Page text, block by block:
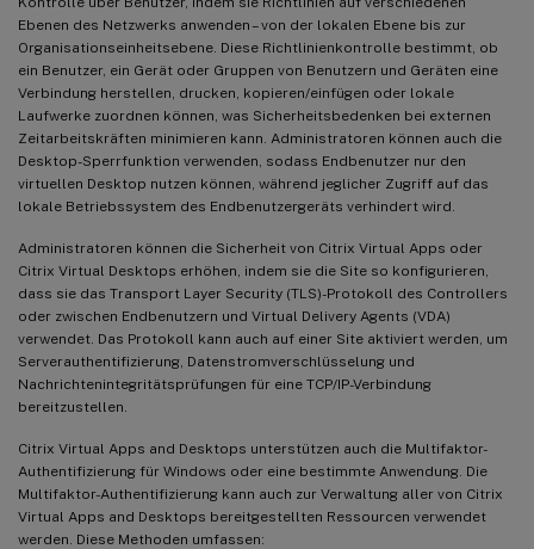
Ebenen des Netzwerks anwenden – von der lokalen Ebene bis zur
Organisationseinheitsebene. Diese Richtlinienkontrolle bestimmt, ob
ein Benutzer, ein Gerät oder Gruppen von Benutzern und Geräten eine
Verbindung herstellen, drucken, kopieren/einfügen oder lokale
Laufwerke zuordnen können, was Sicherheitsbedenken bei externen
Zeitarbeitskräften minimieren kann. Administratoren können auch die
Desktop-Sperrfunktion verwenden, sodass Endbenutzer nur den
virtuellen Desktop nutzen können, während jeglicher Zugriff auf das
lokale Betriebssystem des Endbenutzergeräts verhindert wird.
Administratoren können die Sicherheit von Citrix Virtual Apps oder
Citrix Virtual Desktops erhöhen, indem sie die Site so konfigurieren,
dass sie das Transport Layer Security (TLS)-Protokoll des Controllers
oder zwischen Endbenutzern und Virtual Delivery Agents (VDA)
verwendet. Das Protokoll kann auch auf einer Site aktiviert werden, um
Serverauthentifizierung, Datenstromverschlüsselung und
Nachrichtenintegritätsprüfungen für eine TCP/IP-Verbindung
bereitzustellen.
Citrix Virtual Apps and Desktops unterstützen auch die Multifaktor-
Authentifizierung für Windows oder eine bestimmte Anwendung. Die
Multifaktor-Authentifizierung kann auch zur Verwaltung aller von Citrix
Virtual Apps and Desktops bereitgestellten Ressourcen verwendet
werden. Diese Methoden umfassen: